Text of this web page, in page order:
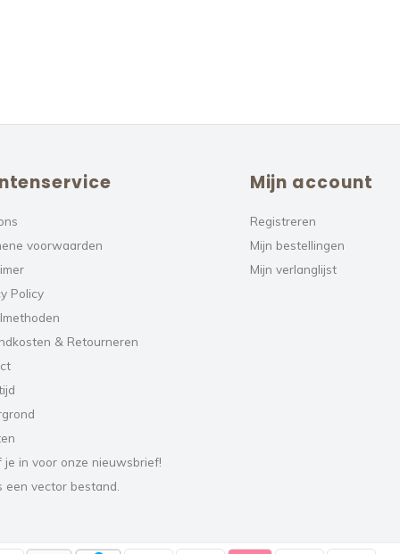
voorwaarden
Policy
& Retourneren
je in voor onze nieuwsbrief!
een vector bestand.
Mijn account
Registreren
Mijn bestellingen
Mijn verlanglijst